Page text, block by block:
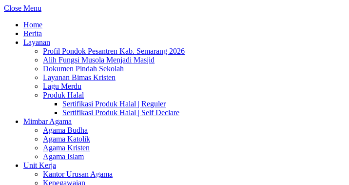
Close Menu
Home
Berita
Layanan
Profil Pondok Pesantren Kab. Semarang 2026
Alih Fungsi Musola Menjadi Masjid
Dokumen Pindah Sekolah
Layanan Bimas Kristen
Lagu Merdu
Produk Halal
Sertifikasi Produk Halal | Reguler
Sertifikasi Produk Halal | Self Declare
Mimbar Agama
Agama Budha
Agama Katolik
Agama Kristen
Agama Islam
Unit Kerja
Kantor Urusan Agama
Kepegawaian